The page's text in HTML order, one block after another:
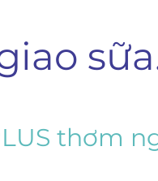
thơm